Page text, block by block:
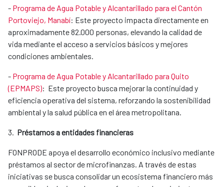
- Programa de Agua Potable y Alcantarillado para el Cantón
Portoviejo, Manabí: Este proyecto impacta directamente en
aproximadamente 82.000 personas, elevando la calidad de
vida mediante el acceso a servicios básicos y mejores
condiciones ambientales.
- Programa de Agua Potable y Alcantarillado para Quito
(EPMAPS): Este proyecto busca mejorar la continuidad y
eficiencia operativa del sistema, reforzando la sostenibilidad
ambiental y la salud pública en el área metropolitana.
3. Préstamos a entidades financieras
FONPRODE apoya el desarrollo económico inclusivo mediante
préstamos al sector de microfinanzas. A través de estas
iniciativas se busca consolidar un ecosistema financiero más